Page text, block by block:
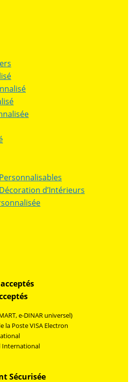
d’Intérieurs
e-DINAR universel)
la Poste VISA Electron
International
Sécurisée